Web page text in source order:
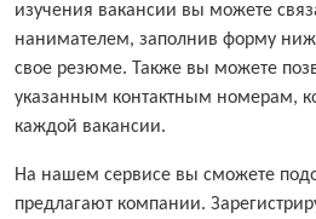
изучения вакансии вы можете
нанимателем, заполнив форму
свое резюме. Также вы можете
указанным контактным номерам,
каждой вакансии.
На нашем сервисе вы сможете
предлагают компании.